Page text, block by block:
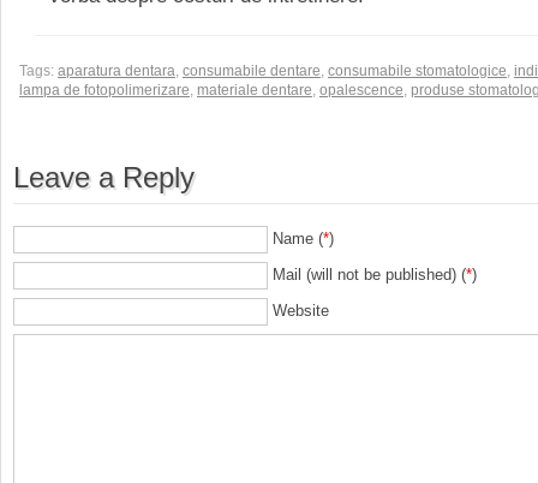
Tags: aparatura dentara, consumabile dentare, consumabile stomatologice,
lampa de fotopolimerizare, materiale dentare, opalescence, produse
Leave a Reply
Name (*)
Mail (will not be published) (*)
Website